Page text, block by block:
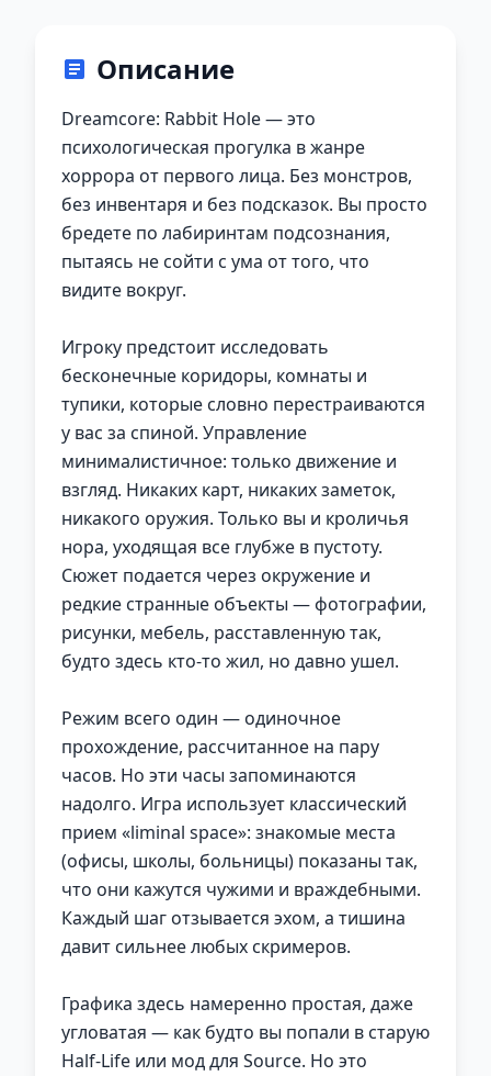
Описание
Dreamcore: Rabbit Hole — это
психологическая прогулка в жанре
хоррора от первого лица. Без монстров,
без инвентаря и без подсказок. Вы просто
бредете по лабиринтам подсознания,
пытаясь не сойти с ума от того, что
видите вокруг.
Игроку предстоит исследовать
бесконечные коридоры, комнаты и
тупики, которые словно перестраиваются
у вас за спиной. Управление
минималистичное: только движение и
взгляд. Никаких карт, никаких заметок,
никакого оружия. Только вы и кроличья
нора, уходящая все глубже в пустоту.
Сюжет подается через окружение и
редкие странные объекты — фотографии,
рисунки, мебель, расставленную так,
будто здесь кто-то жил, но давно ушел.
Режим всего один — одиночное
прохождение, рассчитанное на пару
часов. Но эти часы запоминаются
надолго. Игра использует классический
прием «liminal space»: знакомые места
(офисы, школы, больницы) показаны так,
что они кажутся чужими и враждебными.
Каждый шаг отзывается эхом, а тишина
давит сильнее любых скримеров.
Графика здесь намеренно простая, даже
угловатая — как будто вы попали в старую
Half-Life или мод для Source. Но это